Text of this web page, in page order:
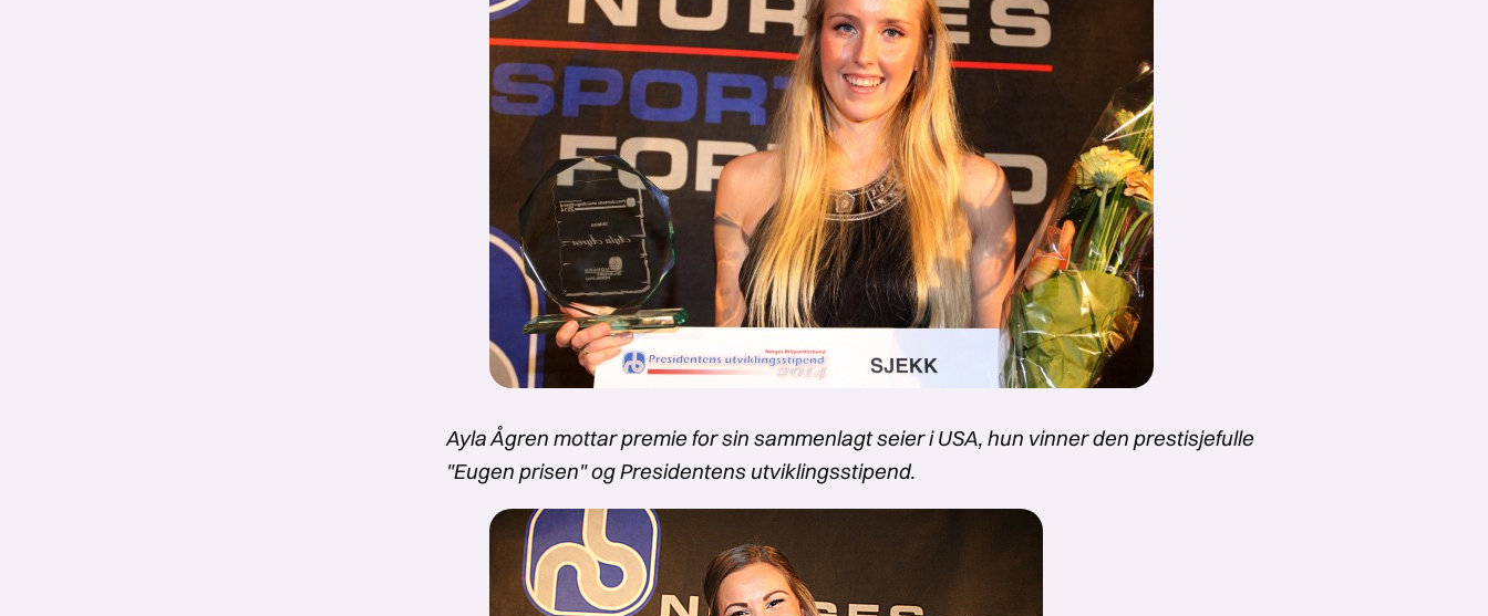
Ayla Ågren mottar premie for sin sammenlagt seier i USA, hun vinner den prestisjefulle
"Eugen prisen" og Presidentens utviklingsstipend.